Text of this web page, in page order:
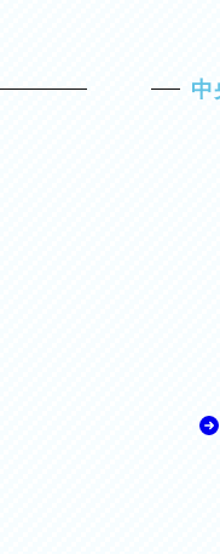
中